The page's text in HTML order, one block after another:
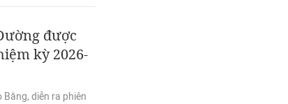
được
kỳ 2026-
Bằng, diễn ra phiên